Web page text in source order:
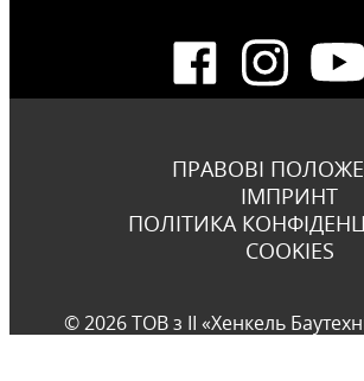
ПРАВОВІ
ІМПРИНТ
ПОЛІТИКА
COOKIES
© 2026 ТОВ з ІІ «Хенкель